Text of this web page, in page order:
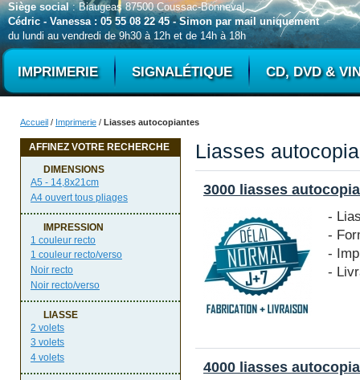
Siège social: Biaugeas 87500 Coussac-Bonneval
Cédric - Vanessa : 05 55 08 22 45 - Simon par mail uniquement
du lundi au vendredi de 9h30 à 12h et de 14h à 18h
IMPRIMERIE SIGNALÉTIQUE CD, DVD &
Accueil / Imprimerie / Liasses autocopiantes
AFFINEZ VOTRE RECHERCHE
DIMENSIONS
A5 - 14,8x21cm
A4 ouvert tous pliages
IMPRESSION
1 couleur recto
1 couleur recto/verso
Noir recto
Noir recto/verso
LIASSE
2 volets
3 volets
4 volets
Liasses
3000 liasses
-
-
-
-
4000 liasses